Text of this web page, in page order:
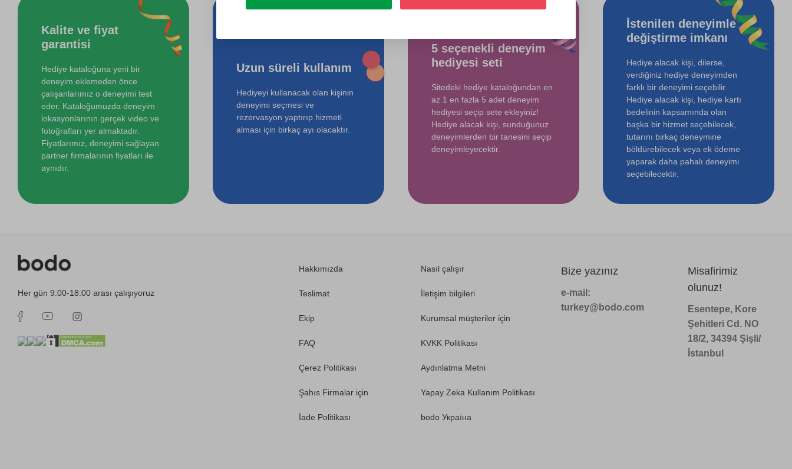
Kalite ve fiyat
garantisi
Hediye kataloğuna yeni bir
deneyim eklemeden önce
çalışanlarımız o deneyimi test
eder. Kataloğumuzda deneyim
lokasyonlarının gerçek video ve
fotoğrafları yer almaktadır.
Fiyatlarımız, deneyimi sağlayan
partner firmalarının fiyatları ile
aynıdır.
Uzun süreli kullanım
Hediyeyi kullanacak olan kişinin
deneyimi seçmesi ve
rezervasyon yaptırıp hizmeti
alması için birkaç ayı olacaktır.
5 seçenekli deneyim
hediyesi seti
Sitedeki hediye kataloğundan en
az 1 en fazla 5 adet deneyim
hediyesi seçip sete ekleyiniz!
Hediye alacak kişi, sunduğunuz
deneyimlerden bir tanesini seçip
deneyimleyecektir.
İstenilen deneyimle
değiştirme imkanı
Hediye alacak kişi, dilerse,
verdiğiniz hediye deneyimden
farklı bir deneyimi seçebilir.
Hediye alacak kişi, hediye kartı
bedelinin kapsamında olan
başka bir hizmet seçebilecek,
tutarını birkaç deneymine
böldürebilecek veya ek ödeme
yaparak daha pahalı deneyimi
seçebilecektir.
Her gün 9:00-18:00 arası çalışıyoruz
Hakkımızda Nasıl çalışır
Teslimat İletişim bilgileri
Ekip Kurumsal müşteriler için
FAQ KVKK Politikası
Çerez Politikası Aydınlatma Metni
Şahıs Firmalar için Yapay Zeka Kullanım Politikası
İade Politikası bodo Україна
Bize yazınız
e-mail:
turkey@bodo.com
Misafirimiz
olunuz!
Esentepe, Kore
Şehitleri Cd. NO
18/2, 34394 Şişli/
İstanbul